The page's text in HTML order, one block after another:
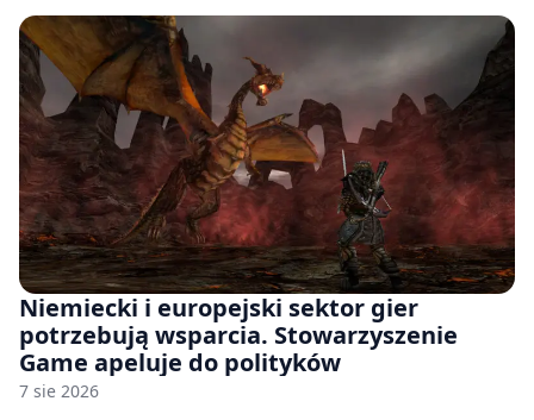
Niemiecki i europejski sektor gier
potrzebują wsparcia. Stowarzyszenie
Game apeluje do polityków
7 sie 2026